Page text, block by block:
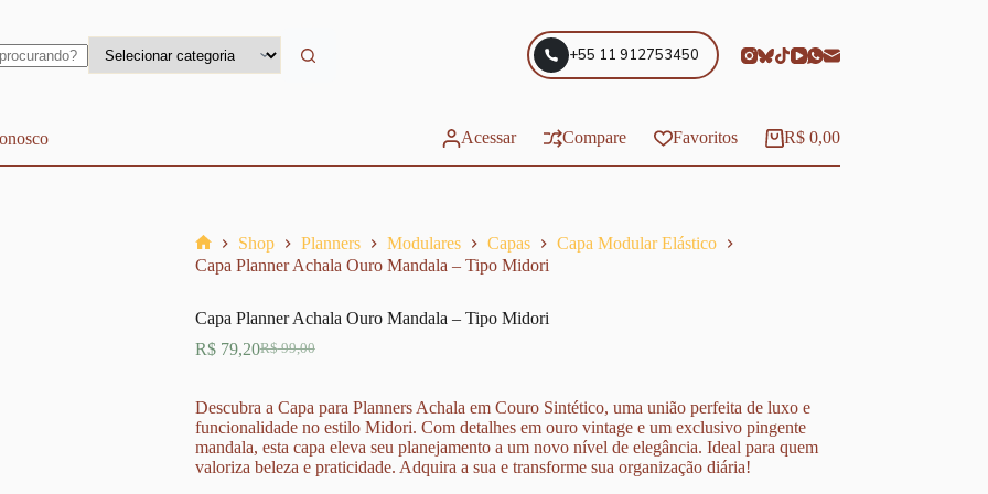
+55 11 912753450
Acessar Compare Favoritos Carrinho
R$0,00
Home
Shop Planners Modulares Capas
Capa Modular Elástico
Capa Planner Achala Ouro Mandala – Tipo Midori
Capa Planner Achala Ouro Mandala – Tipo Midori
R$99,00
O
era:
R$ 99,00.
R$79,20O
é:
R$ 79,20.
Descubra a Capa para Planners Achala em Couro Sintético, uma união perfeita de luxo e
funcionalidade no estilo Midori. Com detalhes em ouro vintage e um exclusivo pingente
mandala, esta capa eleva seu planejamento a um novo nível de elegância. Ideal para quem
valoriza beleza e praticidade. Adquira a sua e transforme sua organização diária!